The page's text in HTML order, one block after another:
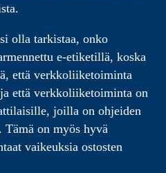
olla tarkistaa, onko
e-etiketillä, koska
että verkkoliiketoiminta
että verkkoliiketoiminta on
joilla on ohjeiden
Tämä on myös hyvä
vaikeuksia ostosten